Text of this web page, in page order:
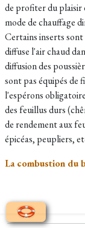
de profiter du plaisir
mode de chauffage
Certains inserts
diffuse l'air chaud
diffusion des
sont pas équipés de
l'espérons
des feuillus durs
de rendement aux
épicéas, peupliers,
La combustion du